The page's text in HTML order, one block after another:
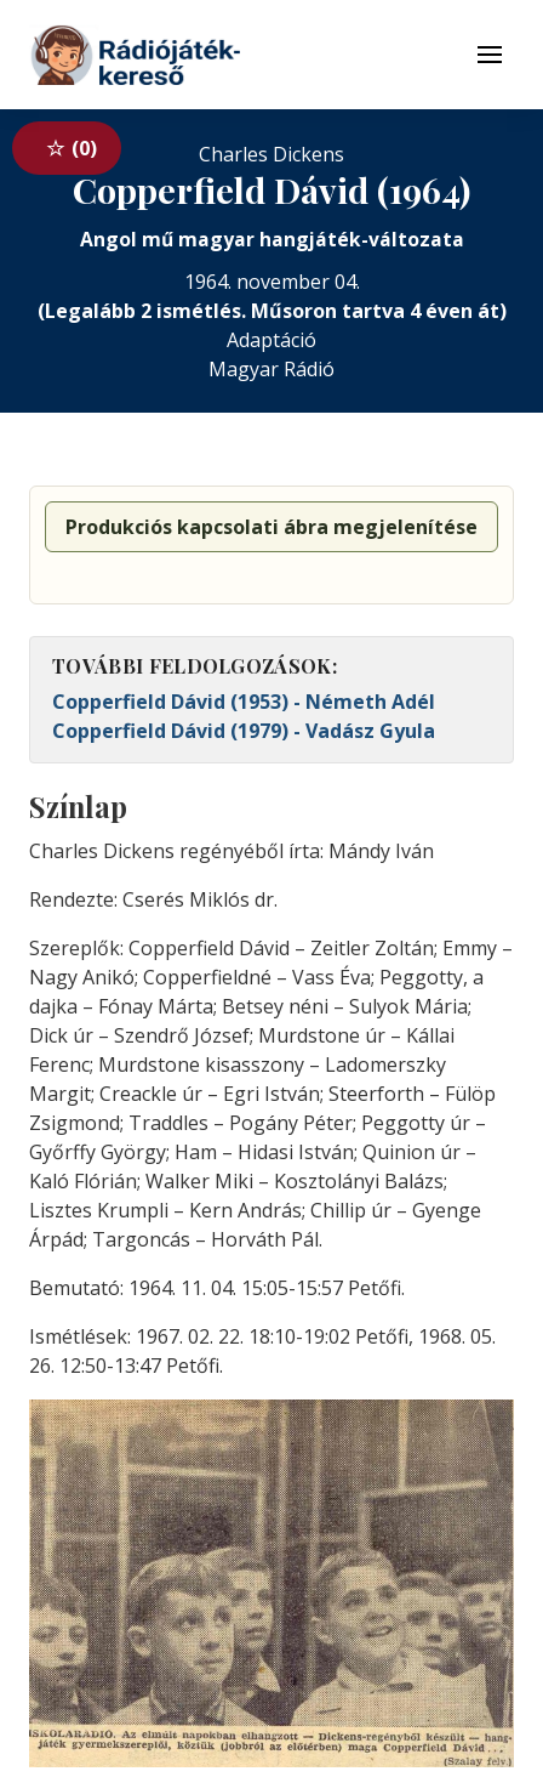
Tovább a tartalomhoz
Menü
0 Charles Dickens
Copperfield Dávid (1964)
Angol mű magyar hangjáték-változata
1964. november 04.
(Legalább 2 ismétlés. Műsoron tartva 4 éven át)
Adaptáció
Magyar Rádió
Produkciós kapcsolati ábra megjelenítése
TOVÁBBI FELDOLGOZÁSOK:
Copperfield Dávid (1953) - Németh Adél
Copperfield Dávid (1979) - Vadász Gyula
Színlap
Charles Dickens regényéből írta: Mándy Iván
Rendezte: Cserés Miklós dr.
Szereplők: Copperfield Dávid – Zeitler Zoltán; Emmy –
Nagy Anikó; Copperfieldné – Vass Éva; Peggotty, a
dajka – Fónay Márta; Betsey néni – Sulyok Mária;
Dick úr – Szendrő József; Murdstone úr – Kállai
Ferenc; Murdstone kisasszony – Ladomerszky
Margit; Creackle úr – Egri István; Steerforth – Fülöp
Zsigmond; Traddles – Pogány Péter; Peggotty úr –
Győrffy György; Ham – Hidasi István; Quinion úr –
Kaló Flórián; Walker Miki – Kosztolányi Balázs;
Lisztes Krumpli – Kern András; Chillip úr – Gyenge
Árpád; Targoncás – Horváth Pál.
Bemutató: 1964. 11. 04. 15:05-15:57 Petőfi.
Ismétlések: 1967. 02. 22. 18:10-19:02 Petőfi, 1968. 05.
26. 12:50-13:47 Petőfi.